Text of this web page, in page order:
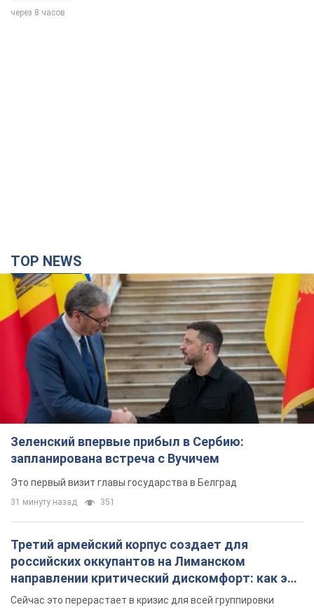
через 8 часов
TOP NEWS
Зеленский впервые прибыл в Сербию:
запланирована встреча с Вучичем
Это первый визит главы государства в Белград
31 минуту назад 351
Третий армейский корпус создает для
российских оккупантов на Лиманском
направлении критический дискомфорт: как это
удалось
Сейчас это перерастает в кризис для всей группировки